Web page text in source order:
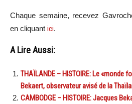
Chaque semaine, recevez
en cliquant ici.
A Lire Aussi:
THAÏLANDE – HISTOIRE: Le «monde
Bekaert, observateur avisé de la
CAMBODGE – HISTOIRE: Jacques